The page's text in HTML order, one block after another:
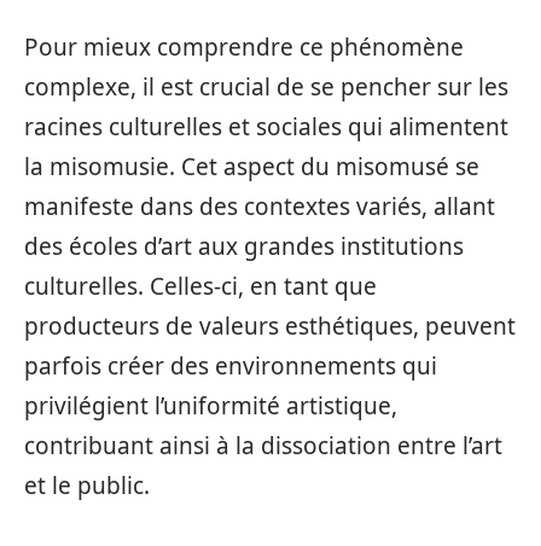
Pour mieux comprendre ce phénomène
complexe, il est crucial de se pencher sur les
racines culturelles et sociales qui alimentent
la misomusie. Cet aspect du misomusé se
manifeste dans des contextes variés, allant
des écoles d’art aux grandes institutions
culturelles. Celles-ci, en tant que
producteurs de valeurs esthétiques, peuvent
parfois créer des environnements qui
privilégient l’uniformité artistique,
contribuant ainsi à la dissociation entre l’art
et le public.